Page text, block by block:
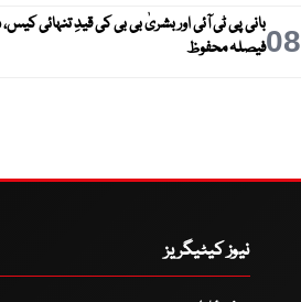
08بانی پی ٹی آئی اور بشریٰ بی بی کی قیدِ تنہائی
فیصلہ محفوظ
نیوز کیٹیگریز